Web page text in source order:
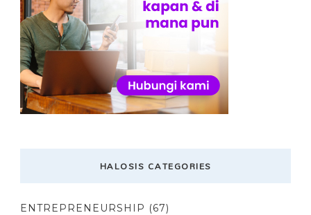
HALOSIS CATEGORIES
ENTREPRENEURSHIP (67)